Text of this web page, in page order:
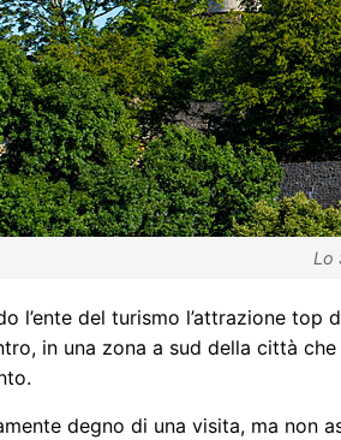
Lo
l’ente del turismo l’attrazione top
in una zona a sud della città
degno di una visita, ma non